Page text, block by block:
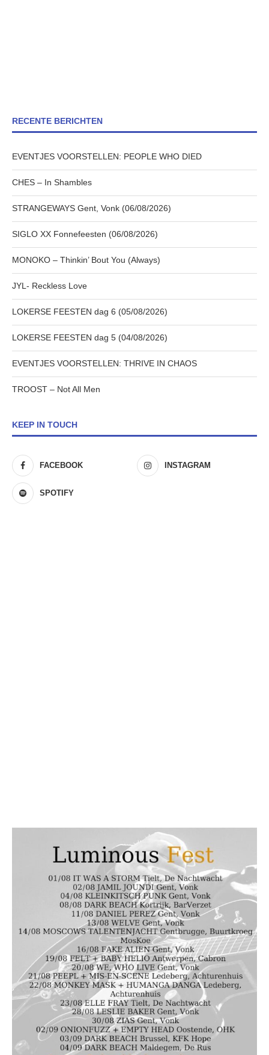
RECENTE BERICHTEN
EVENTJES VOORSTELLEN: PEOPLE WHO DIED
CHES – In Shambles
STRANGEWAYS Gent, Vonk (06/08/2026)
SIGLO XX Fonnefeesten (06/08/2026)
MONOKO – Thinkin’ Bout You (Always)
JYL- Reckless Love
LOKERSE FEESTEN dag 6 (05/08/2026)
LOKERSE FEESTEN dag 5 (04/08/2026)
EVENTJES VOORSTELLEN: THRIVE IN CHAOS
TROOST – Not All Men
KEEP IN TOUCH
FACEBOOK INSTAGRAM
SPOTIFY